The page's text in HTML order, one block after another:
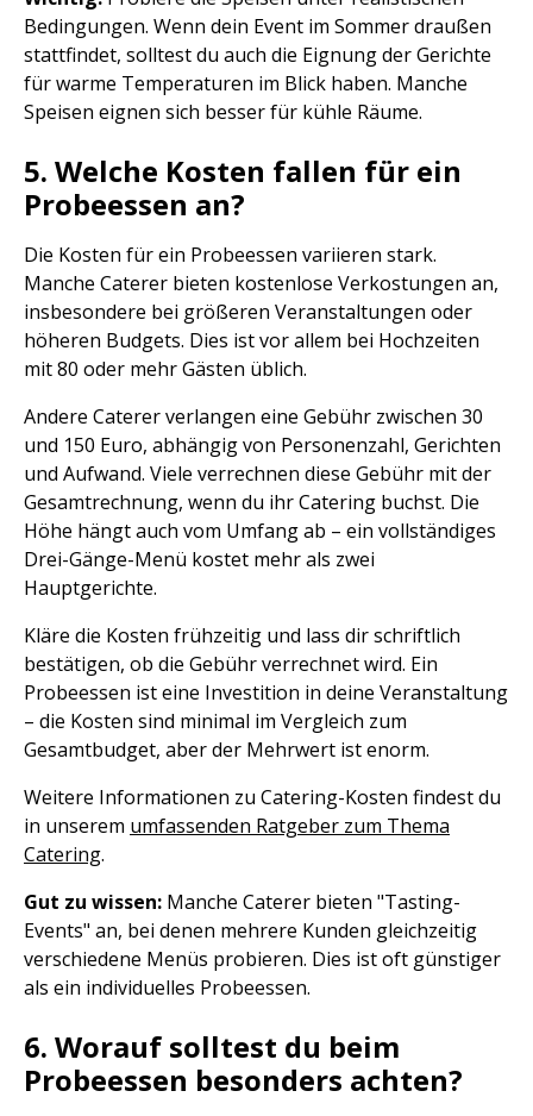
Bedingungen. Wenn dein Event im Sommer draußen
stattfindet, solltest du auch die Eignung der Gerichte
für warme Temperaturen im Blick haben. Manche
Speisen eignen sich besser für kühle Räume.
5. Welche Kosten fallen für ein
Probeessen an?
Die Kosten für ein Probeessen variieren stark.
Manche Caterer bieten kostenlose Verkostungen an,
insbesondere bei größeren Veranstaltungen oder
höheren Budgets. Dies ist vor allem bei Hochzeiten
mit 80 oder mehr Gästen üblich.
Andere Caterer verlangen eine Gebühr zwischen 30
und 150 Euro, abhängig von Personenzahl, Gerichten
und Aufwand. Viele verrechnen diese Gebühr mit der
Gesamtrechnung, wenn du ihr Catering buchst. Die
Höhe hängt auch vom Umfang ab – ein vollständiges
Drei-Gänge-Menü kostet mehr als zwei
Hauptgerichte.
Kläre die Kosten frühzeitig und lass dir schriftlich
bestätigen, ob die Gebühr verrechnet wird. Ein
Probeessen ist eine Investition in deine Veranstaltung
– die Kosten sind minimal im Vergleich zum
Gesamtbudget, aber der Mehrwert ist enorm.
Weitere Informationen zu Catering-Kosten findest du
in unserem umfassenden Ratgeber zum Thema
Catering.
Gut zu wissen: Manche Caterer bieten "Tasting-
Events" an, bei denen mehrere Kunden gleichzeitig
verschiedene Menüs probieren. Dies ist oft günstiger
als ein individuelles Probeessen.
6. Worauf solltest du beim
Probeessen besonders achten?